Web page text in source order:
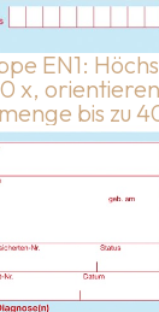
EN1:
x,
bis zu